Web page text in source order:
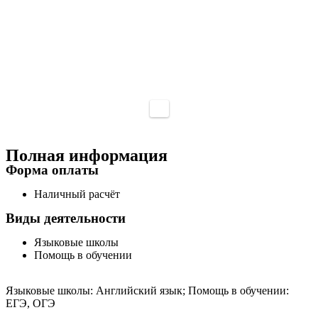
Полная информация
Форма оплаты
Наличный расчёт
Виды деятельности
Языковые школы
Помощь в обучении
Языковые школы: Английский язык; Помощь в обучении:
ЕГЭ, ОГЭ